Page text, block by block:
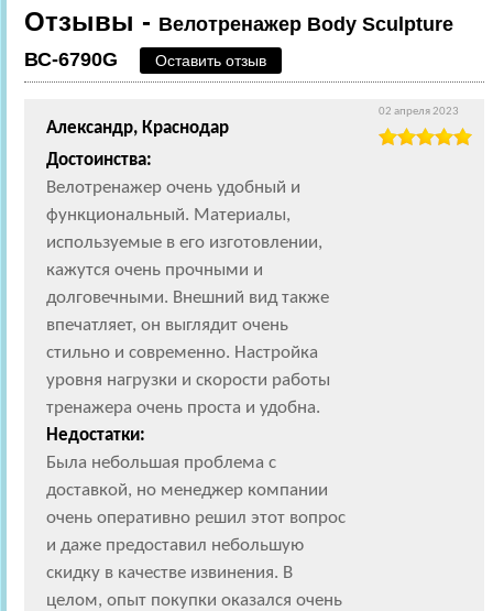
Отзывы - Велотренажер Body Sculpture
ВС-6790G
Оставить отзыв
Александр, Краснодар
Достоинства:
Велотренажер очень удобный и
функциональный. Материалы,
используемые в его изготовлении,
кажутся очень прочными и
долговечными. Внешний вид также
впечатляет, он выглядит очень
стильно и современно. Настройка
уровня нагрузки и скорости работы
тренажера очень проста и удобна.
Недостатки:
Была небольшая проблема с
доставкой, но менеджер компании
очень оперативно решил этот вопрос
и даже предоставил небольшую
скидку в качестве извинения. В
целом, опыт покупки оказался очень
02 апреля 2023